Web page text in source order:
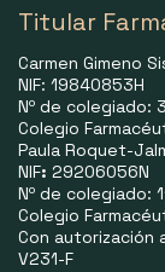
Titular
Carmen Gimeno
NIF: 19840853H
Nº de colegiado:
Colegio
Paula Roquet-
NIF: 29206056N
Nº de colegiado:
Colegio
Con autorización
V231-F